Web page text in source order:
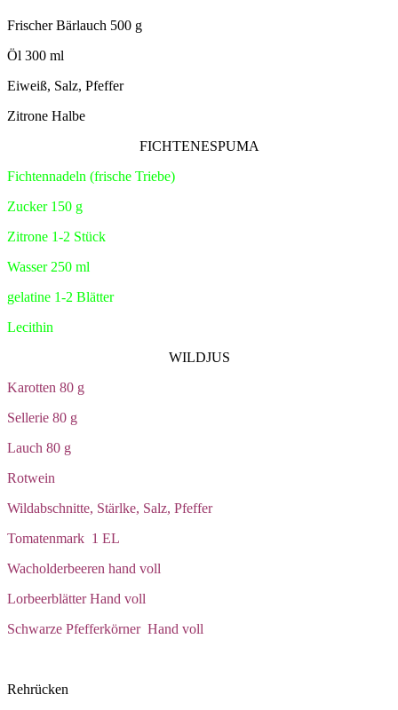
Frischer Bärlauch 500 g
Öl 300 ml
Eiweiß, Salz, Pfeffer
Zitrone Halbe
FICHTENESPUMA
Fichtennadeln (frische Triebe)
Zucker 150 g
Zitrone 1-2 Stück
Wasser 250 ml
gelatine 1-2 Blätter
Lecithin
WILDJUS
Karotten 80 g
Sellerie 80 g
Lauch 80 g
Rotwein
Wildabschnitte, Stärlke, Salz, Pfeffer
Tomatenmark 1 EL
Wacholderbeeren hand voll
Lorbeerblätter Hand voll
Schwarze Pfefferkörner Hand voll
Rehrücken